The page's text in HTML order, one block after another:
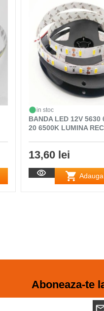
in stoc
BANDA LED 12V 5630
20 6500K LUMINA
13,60 lei
Aboneaza-te